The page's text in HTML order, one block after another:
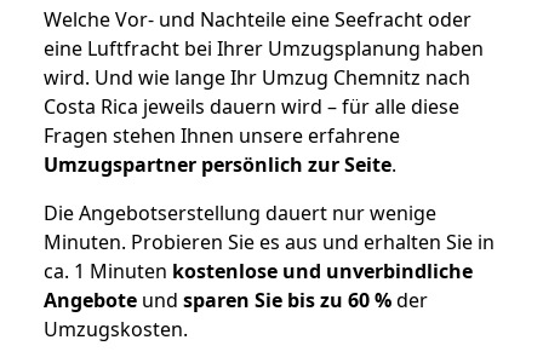
Welche Vor- und Nachteile eine Seefracht oder
eine Luftfracht bei Ihrer Umzugsplanung haben
wird. Und wie lange Ihr Umzug Chemnitz nach
Costa Rica jeweils dauern wird – für alle diese
Fragen stehen Ihnen unsere erfahrene
Umzugspartner persönlich zur Seite.
Die Angebotserstellung dauert nur wenige
Minuten. Probieren Sie es aus und erhalten Sie in
ca. 1 Minuten kostenlose und unverbindliche
Angebote und sparen Sie bis zu 60 %der
Umzugskosten.